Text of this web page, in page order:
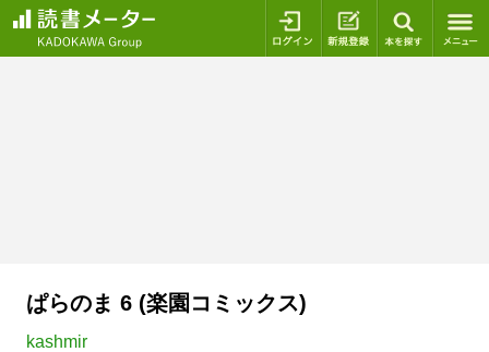
ログイン 新規登録
ぱらのま 6 (楽園コミックス)
kashmir